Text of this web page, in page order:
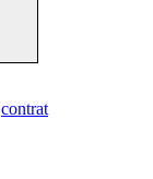
contrat